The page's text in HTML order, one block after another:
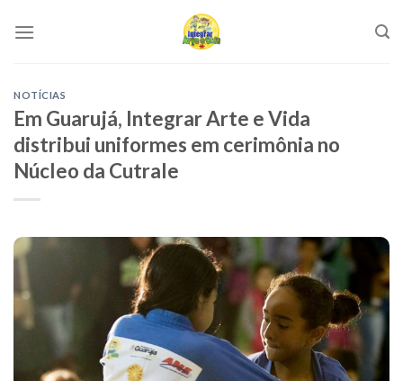
NOTÍCIAS
Em Guarujá, Integrar Arte e Vida
distribui uniformes em cerimônia no
Núcleo da Cutrale